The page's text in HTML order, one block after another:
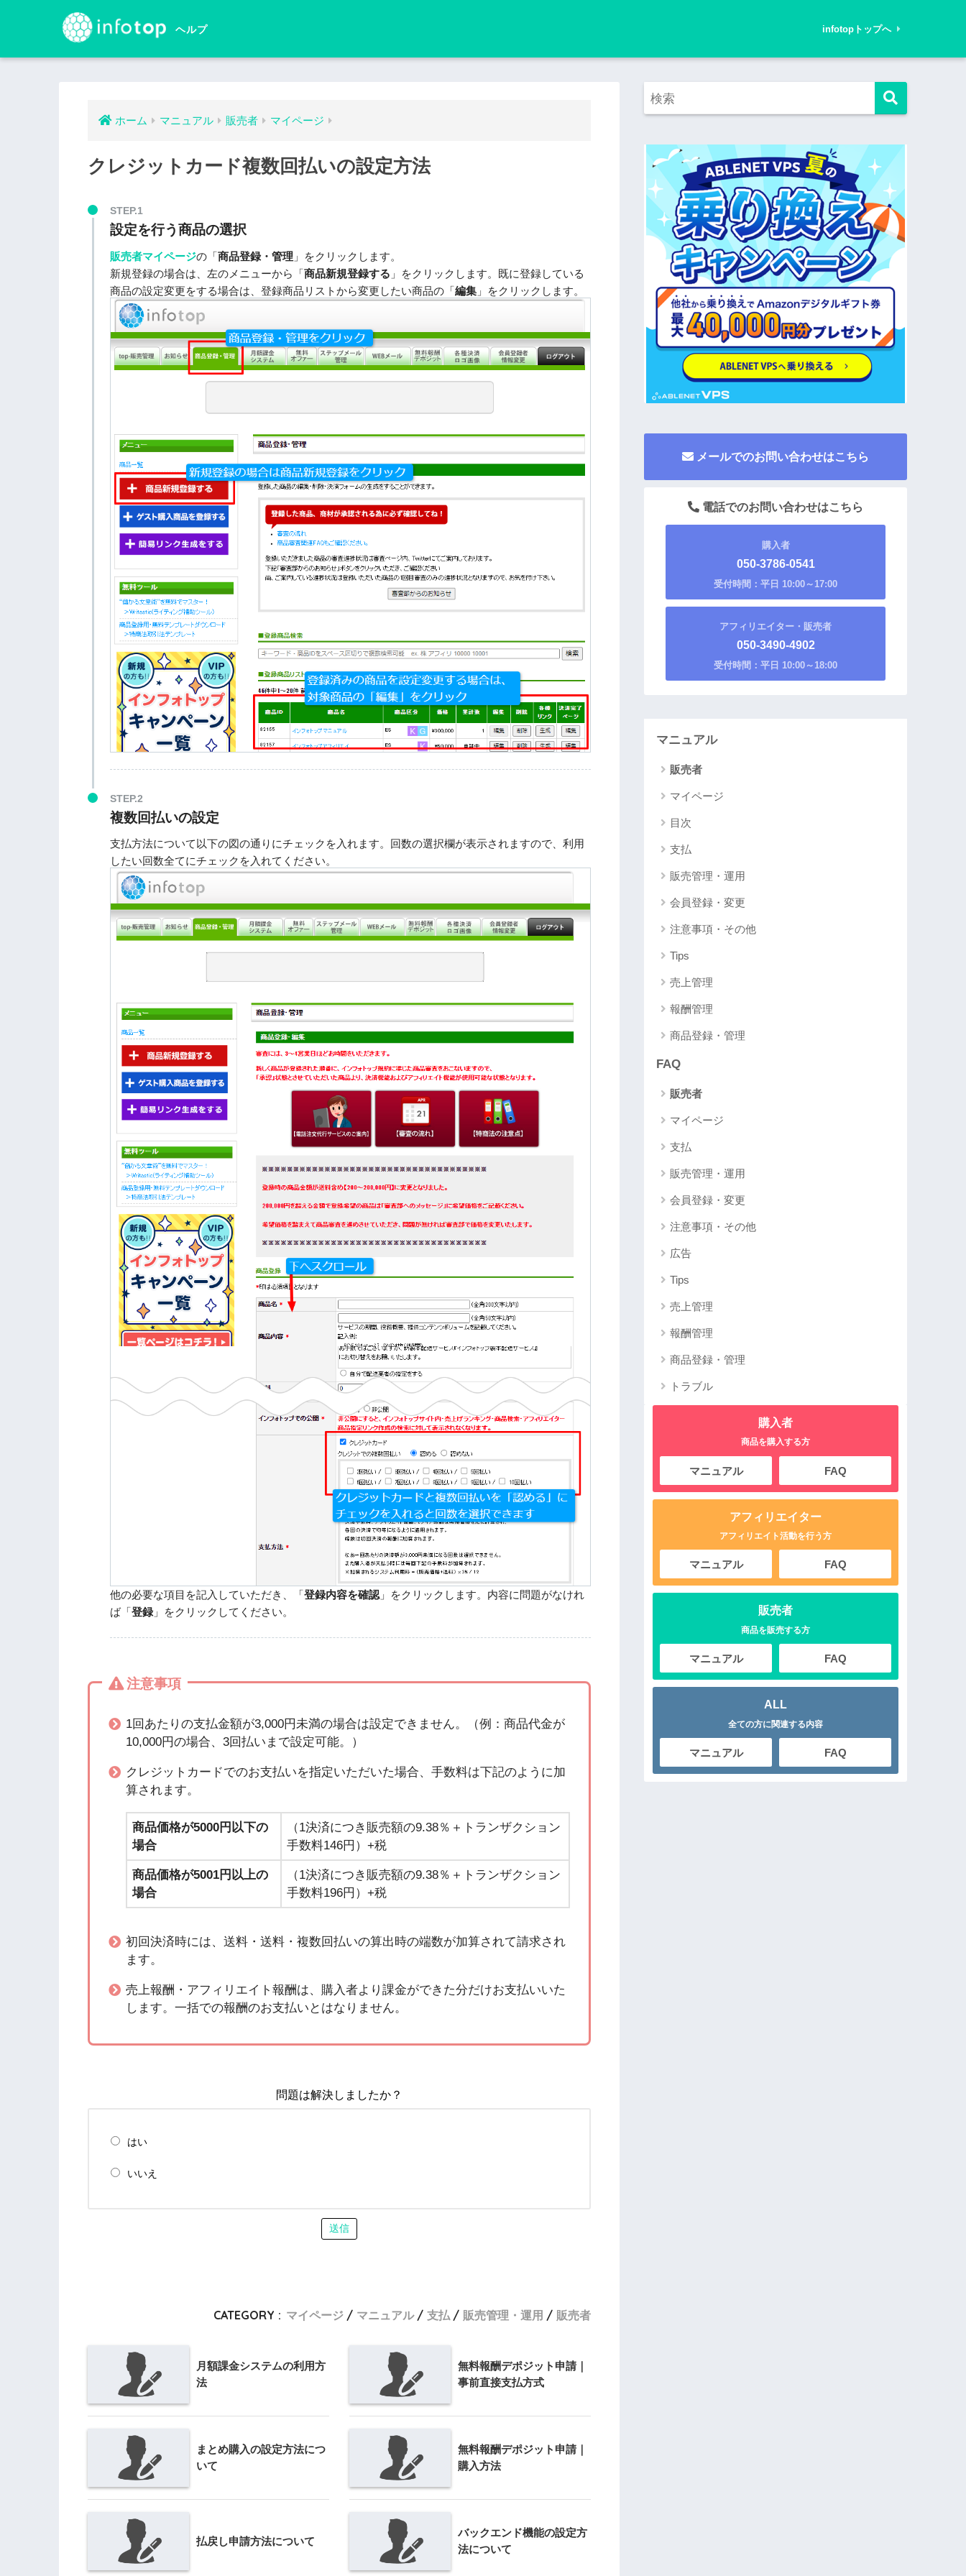
infotopトップへ
ホーム マニュアル 販売者 マイページ
クレジットカード複数回払いの設定方法
STEP.1
設定を行う商品の選択
販売者マイページの「商品登録・管理」をクリックします。
新規登録の場合は、左のメニューから「商品新規登録する 」をクリックします。既に登録している
商品の設定変更をする場合は、登録商品リストから変更したい商品の「編集」をクリックします。
STEP.2
複数回払いの設定
支払方法について以下の図の通りにチェックを入れます。回数の選択欄が表示されますので、利用
したい回数全てにチェックを入れてください。
他の必要な項目を記入していただき、「登録内容を確認」をクリックします。内容に問題がなけれ
ば「登録」をクリックしてください。
注意事項
1回あたりの支払金額が3,000円未満の場合は設定できません。（例：商品代金が
10,000円の場合、3回払いまで設定可能。）
クレジットカードでのお支払いを指定いただいた場合、手数料は下記のように加
算されます。
商品価格が5000円以下の
場合
（1決済につき販売額の9.38％＋トランザクション
手数料146円）+税
商品価格が5001円以上の
場合
（1決済につき販売額の9.38％＋トランザクション
手数料196円）+税
初回決済時には、送料・送料・複数回払いの算出時の端数が加算されて請求され
ます。
売上報酬・アフィリエイト報酬は、購入者より課金ができた分だけお支払いいた
します。一括での報酬のお支払いとはなりません。
問題は解決しましたか？
はい
いいえ
送信
CATEGORY : マイページ マニュアル 支払 販売管理・運用 販売者
月額課金システムの利用方
法
無料報酬デポジット申請｜
事前直接支払方式
まとめ購入の設定方法につ
いて
無料報酬デポジット申請｜
購入方法
払戻し申請方法について
バックエンド機能の設定方
法について
メールでのお問い合わせはこちら
電話でのお問い合わせはこちら
購入者
050-3786-0541
受付時間：平日 10:00～17:00
アフィリエイター・販売者
050-3490-4902
受付時間：平日 10:00～18:00
マニュアル
販売者
マイページ
目次
支払
販売管理・運用
会員登録・変更
注意事項・その他
Tips
売上管理
報酬管理
商品登録・管理
FAQ
販売者
マイページ
支払
販売管理・運用
会員登録・変更
注意事項・その他
広告
Tips
売上管理
報酬管理
商品登録・管理
トラブル
購入者
商品を購入する方
マニュアル FAQ
アフィリエイター
アフィリエイト活動を行う方
マニュアル FAQ
販売者
商品を販売する方
マニュアル FAQ
ALL
全ての方に関連する内容
マニュアル FAQ